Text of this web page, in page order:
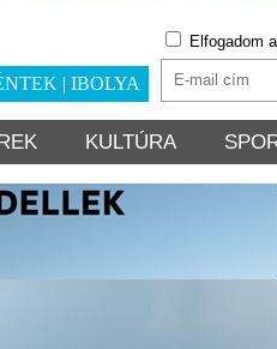
| IBOLYA
Elfogadom
KULTÚRA